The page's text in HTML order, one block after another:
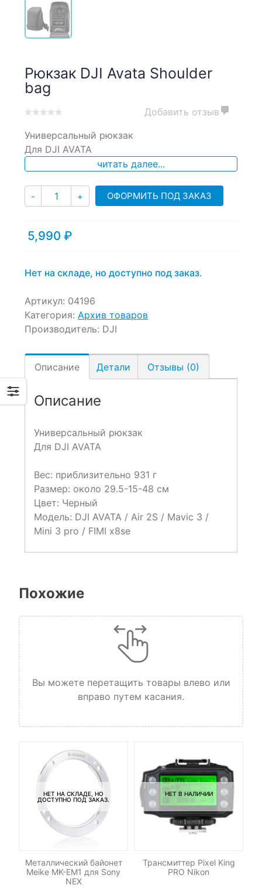
Рюкзак DJI Avata Shoulder
bag
out
of
based
ratings
Добавить отзыв
Универсальный рюкзак
Для DJI AVATA
читать далее...
- Количество
+ ОФОРМИТЬ ПОД ЗАКАЗ
5,990 ₽
Нет на складе, но доступно под заказ.
Артикул: 04196
Категория: Архив товаров
Производитель: DJI
Описание Детали Отзывы (0)
Описание
Универсальный рюкзак
Для DJI AVATA
Вес: приблизительно 931 г
Размер: около 29.5-15-48 см
Цвет: Черный
Модель: DJI AVATA / Air 2S / Mavic 3 /
Mini 3 pro / FIMI x8se
Похожие
Вы можете перетащить товары влево или
вправо путем касания.
НЕТ НА СКЛАДЕ, НО
ДОСТУПНО ПОД ЗАКАЗ.
Металлический байонет
Meike MK-EM1 для Sony
NEX
НЕТ В НАЛИЧИИ
Трансмиттер Pixel King
PRO Nikon